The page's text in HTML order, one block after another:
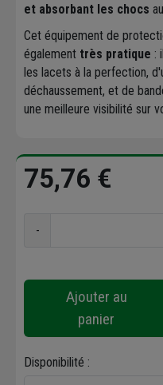
et absorbant les chocs
Cet équipement de
également très pratique :
les lacets à la perfection,
déchaussement, et de
une meilleure visibilité sur
75,76 €
-
Ajouter au
panier
Disponibilité :